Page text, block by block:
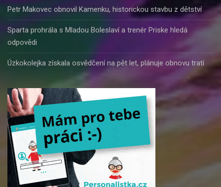
Petr Makovec obnovil Kamenku, historickou stavbu z dětství
Sparta prohrála s Mladou Boleslaví a trenér Priske hledá
odpovědi
Úzkokolejka získala osvědčení na pět let, plánuje obnovu tratí